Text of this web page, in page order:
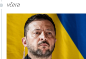
včera